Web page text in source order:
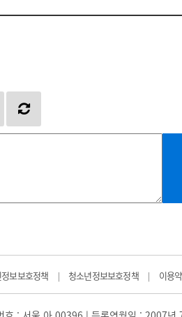
보보호정책 | 청소년정보보호정책 | 이용